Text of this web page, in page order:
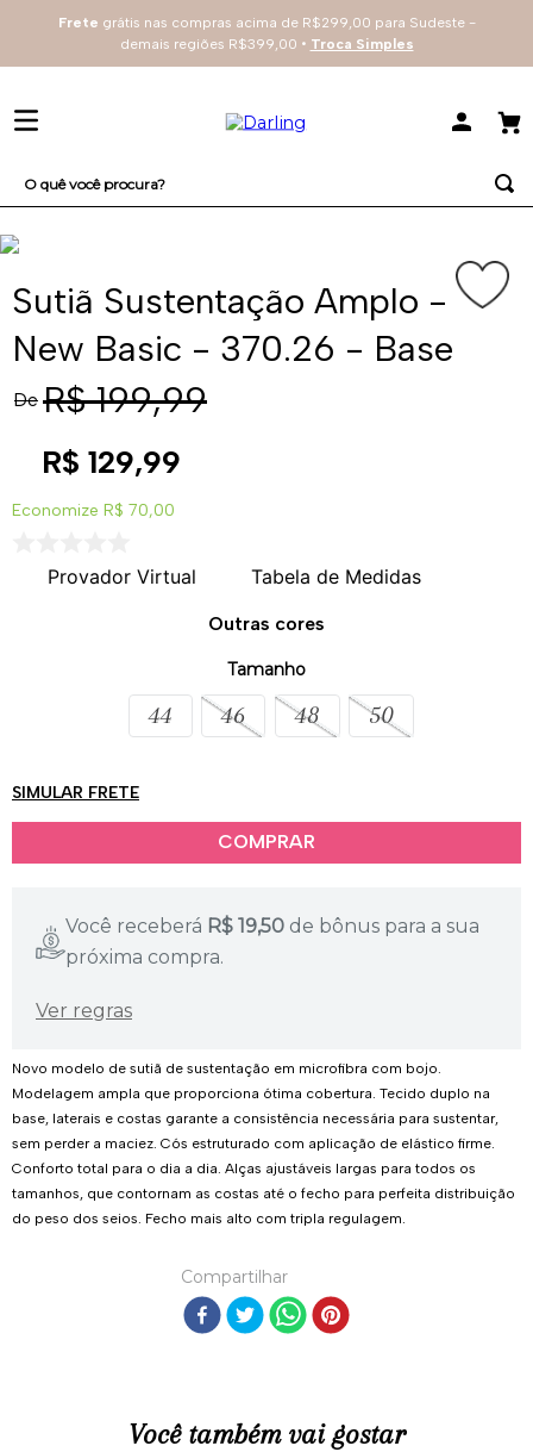
Frete grátis nas compras acima de R$299,00 para Sudeste -
demais regiões R$399,00 • Troca Simples
Sutiã Sustentação Amplo -
New Basic - 370.26 - Base
De R$ 199,99
R$ 129,99
Economize R$ 70,00
Provador Virtual Tabela de Medidas
Outras cores
Tamanho
44 46 48 50
SIMULAR FRETE
Você receberá R$19,50 de bônus para a sua
próxima compra.
Ver regras
Novo modelo de sutiã de sustentação em microfibra com bojo.
Modelagem ampla que proporciona ótima cobertura. Tecido duplo na
base, laterais e costas garante a consistência necessária para sustentar,
sem perder a maciez. Cós estruturado com aplicação de elástico firme.
Conforto total para o dia a dia. Alças ajustáveis largas para todos os
tamanhos, que contornam as costas até o fecho para perfeita distribuição
do peso dos seios. Fecho mais alto com tripla regulagem.
Compartilhar
Você também vai gostar
3 renda
4º tecno